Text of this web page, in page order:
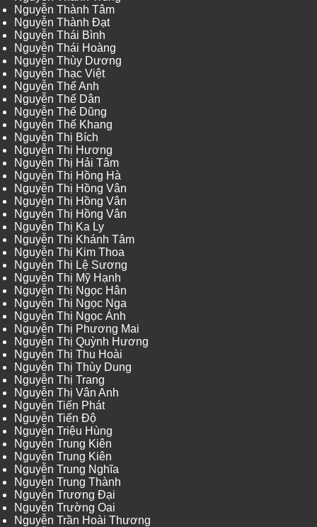
Nguyễn Thành Tâm
Nguyễn Thành Đạt
Nguyễn Thái Bình
Nguyễn Thái Hoàng
Nguyễn Thùy Dương
Nguyễn Thạc Việt
Nguyễn Thế Anh
Nguyễn Thế Dân
Nguyễn Thế Dũng
Nguyễn Thế Khang
Nguyễn Thị Bích
Nguyễn Thị Hương
Nguyễn Thị Hải Tâm
Nguyễn Thị Hồng Hà
Nguyễn Thị Hồng Vân
Nguyễn Thị Hồng Vân
Nguyễn Thị Hồng Vân
Nguyễn Thị Ka Ly
Nguyễn Thị Khánh Tâm
Nguyễn Thị Kim Thoa
Nguyễn Thị Lệ Sương
Nguyễn Thị Mỹ Hạnh
Nguyễn Thị Ngọc Hân
Nguyễn Thị Ngọc Nga
Nguyễn Thị Ngọc Ánh
Nguyễn Thị Phương Mai
Nguyễn Thị Quỳnh Hương
Nguyễn Thị Thu Hoài
Nguyễn Thị Thùy Dung
Nguyễn Thị Trang
Nguyễn Thị Vân Anh
Nguyễn Tiến Phát
Nguyễn Tiến Độ
Nguyễn Triệu Hùng
Nguyễn Trung Kiên
Nguyễn Trung Kiên
Nguyễn Trung Nghĩa
Nguyễn Trung Thành
Nguyễn Trương Đại
Nguyễn Trường Oai
Nguyễn Trần Hoài Thương